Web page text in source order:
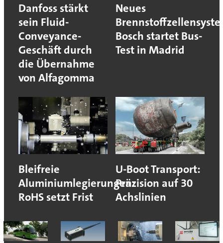
Danfoss stärkt
sein Fluid-
Conveyance-
Geschäft durch
die Übernahme
von Alfagomma
Neues
Bosch startet Bus-
Test in Madrid
Bleifreie
Aluminiumlegierungen:
RoHS setzt Frist
U-Boot Transport:
Präzision auf 30
Achslinien